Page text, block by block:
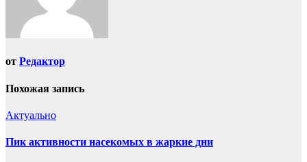
от Редактор
Похожая запись
Актуально
Пик активности насекомых в жаркие дни